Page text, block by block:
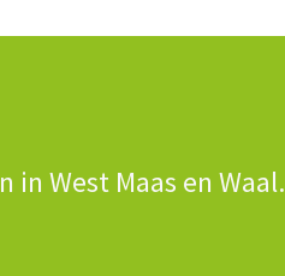
West Maas en Waal.